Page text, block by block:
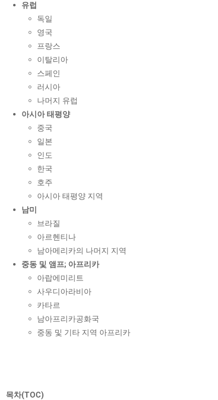
유럽
독일
영국
프랑스
이탈리아
스페인
러시아
나머지 유럽
아시아 태평양
중국
일본
인도
한국
호주
아시아 태평양 지역
남미
브라질
아르헨티나
남아메리카의 나머지 지역
중동 및 앰프; 아프리카
아랍에미리트
사우디아라비아
카타르
남아프리카공화국
중동 및 기타 지역 아프리카
목차(TOC)